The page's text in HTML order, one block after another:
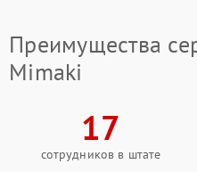
Преимущества
Mimaki
17
сотрудников в штате